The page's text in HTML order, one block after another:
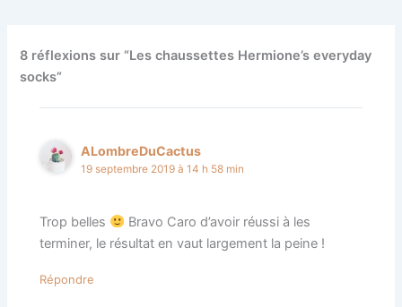
8 réflexions sur “Les chaussettes Hermione’s everyday
socks”
ALombreDuCactus
19 septembre 2019 à 14 h 58 min
Trop belles
Bravo Caro d’avoir réussi à les
terminer, le résultat en vaut largement la peine !
Répondre